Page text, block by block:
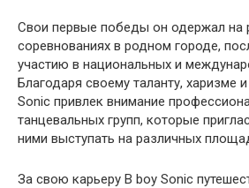
Свои первые победы он одержал на
соревнованиях в родном городе,
участию в национальных и
Благодаря своему таланту, харизме
Sonic привлек внимание
танцевальных групп, которые
ними выступать на различных
За свою карьеру B boy Sonic